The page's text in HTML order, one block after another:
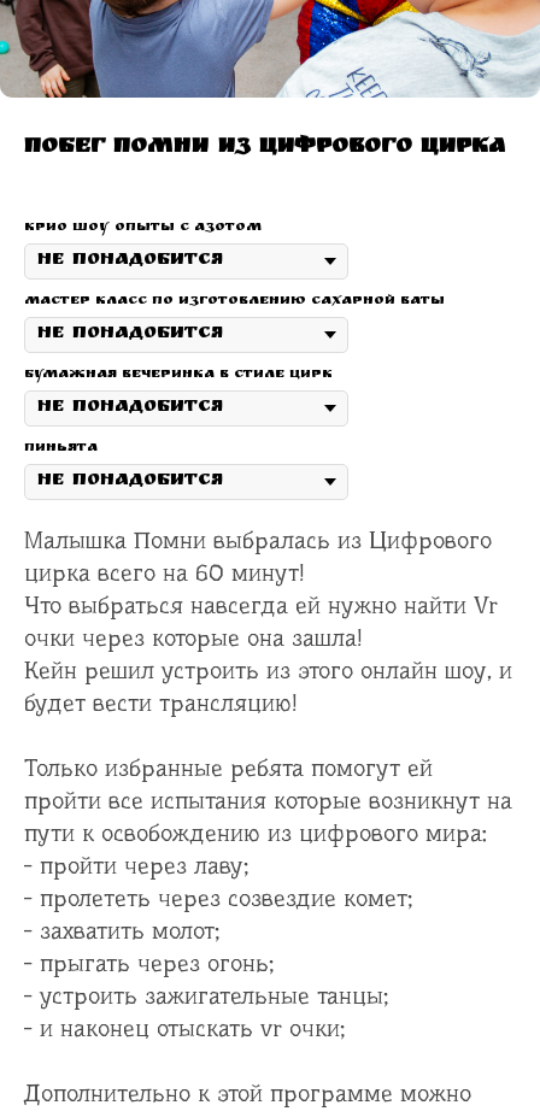
Побег Помни из Цифрового цирка
Крио шоу опыты с азотом
Мастер класс по изготовлению сахарной ваты
Бумажная вечеринка в стиле цирк
Пиньята
Малышка Помни выбралась из Цифрового
цирка всего на 60 минут!
Что выбраться навсегда ей нужно найти Vr
очки через которые она зашла!
Кейн решил устроить из этого онлайн шоу, и
будет вести трансляцию!
Только избранные ребята помогут ей
пройти все испытания которые возникнут на
пути к освобождению из цифрового мира:
- пройти через лаву;
- пролететь через созвездие комет;
- захватить молот;
- прыгать через огонь;
- устроить зажигательные танцы;
- и наконец отыскать vr очки;
Дополнительно к этой программе можно